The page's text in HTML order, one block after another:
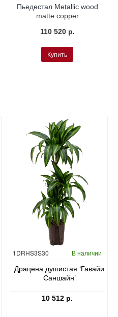
Пьедестал Metallic wood
matte copper
110 520 р.
Купить
Гидропоника
1DRHS3S30 В наличии
Драцена душистая ‘Гавайи
Саншайн’
10 512 р.